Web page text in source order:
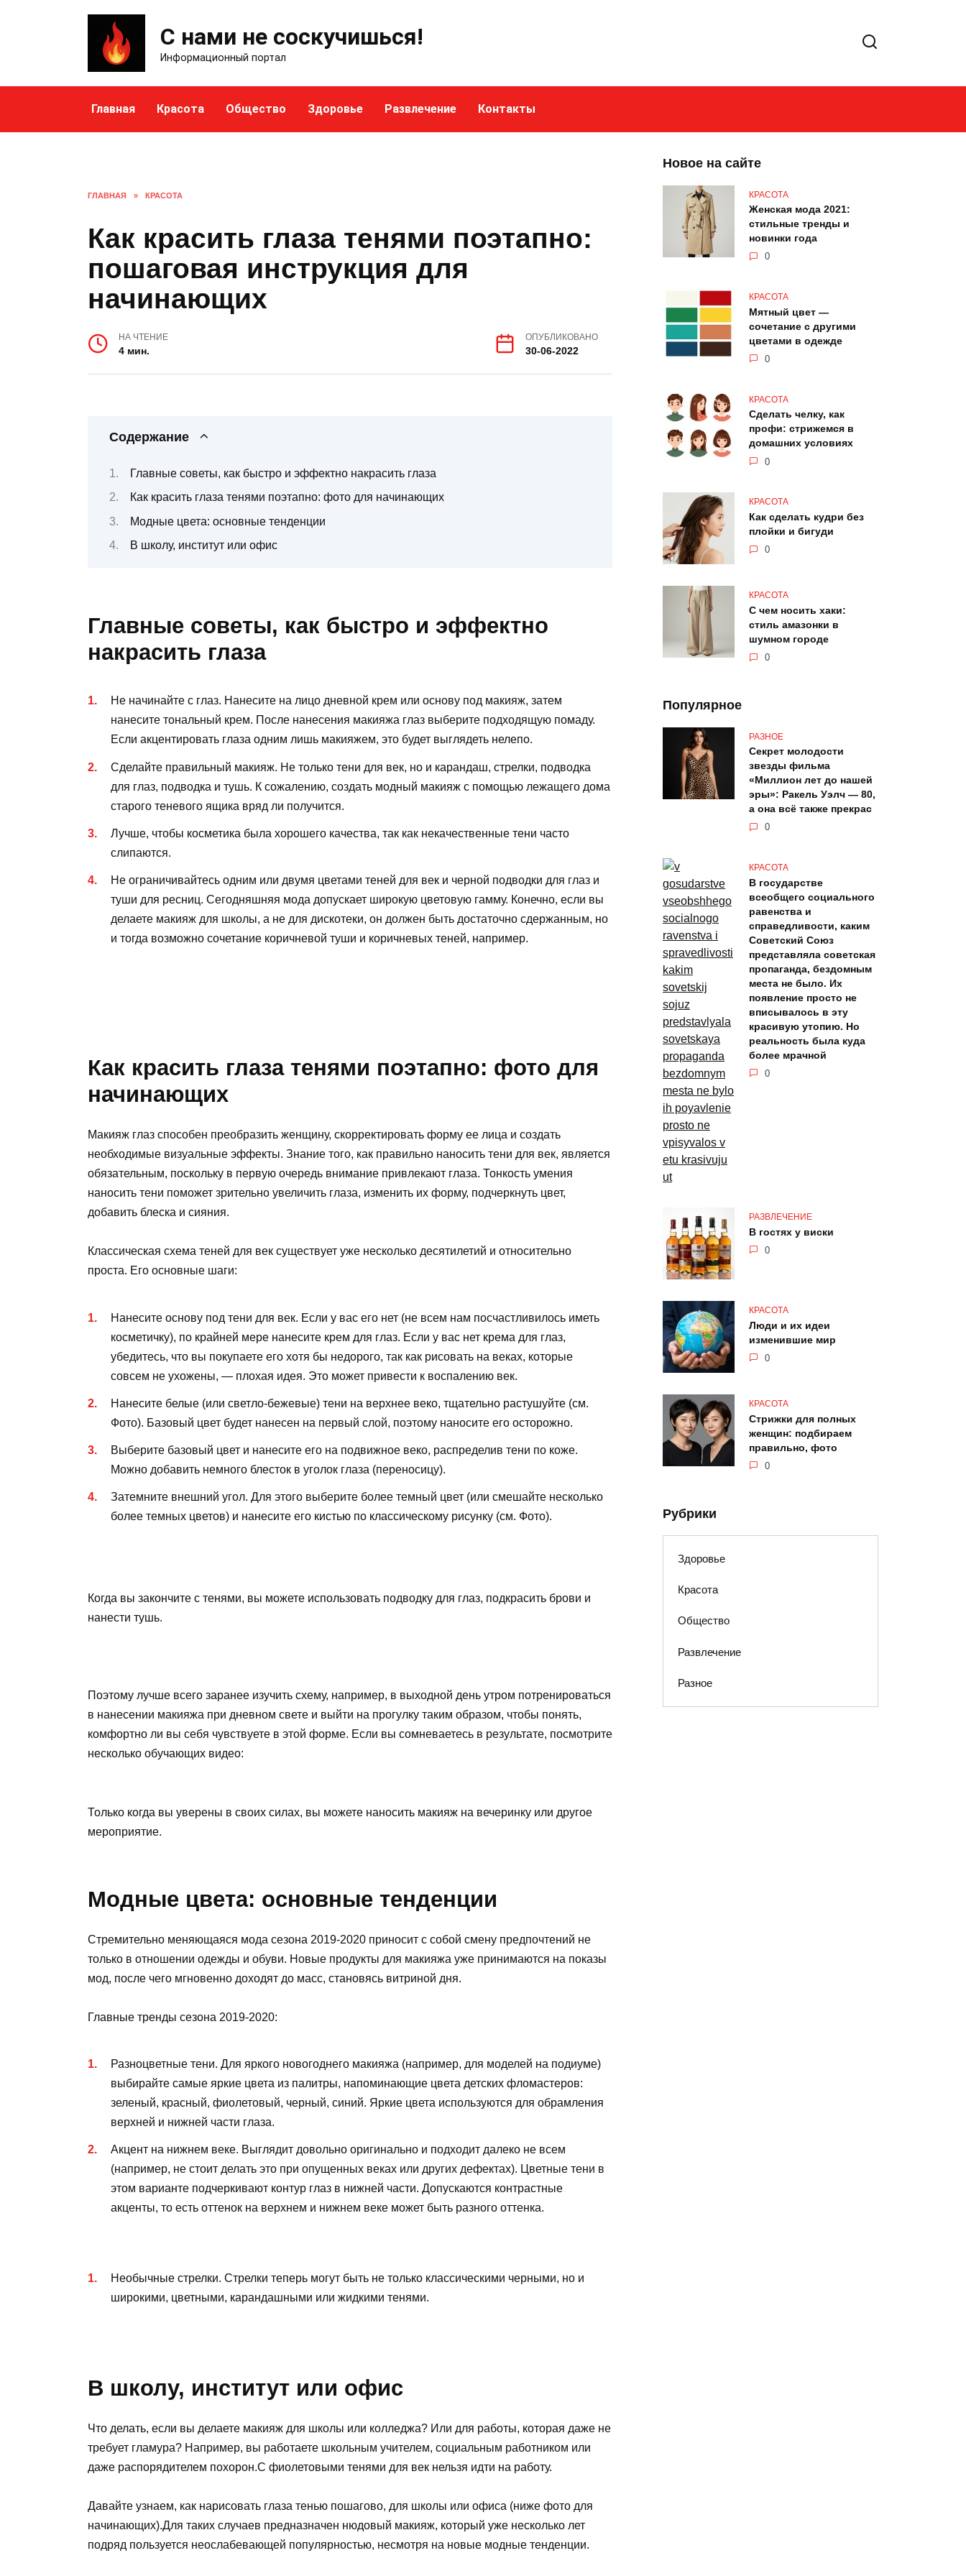
С нами не соскучишься!
Информационный портал
Главная Красота Общество Здоровье Развлечение Контакты
ГЛАВНАЯ » КРАСОТА
Как красить глаза тенями поэтапно:
пошаговая инструкция для
начинающих
НА ЧТЕНИЕ
4 мин.
ОПУБЛИКОВАНО
30-06-2022
Содержание
Главные советы, как быстро и эффектно накрасить глаза
Как красить глаза тенями поэтапно: фото для начинающих
Модные цвета: основные тенденции
В школу, институт или офис
Главные советы, как быстро и эффектно
накрасить глаза
Не начинайте с глаз. Нанесите на лицо дневной крем или основу под макияж, затем
нанесите тональный крем. После нанесения макияжа глаз выберите подходящую помаду.
Если акцентировать глаза одним лишь макияжем, это будет выглядеть нелепо.
Сделайте правильный макияж. Не только тени для век, но и карандаш, стрелки, подводка
для глаз, подводка и тушь. К сожалению, создать модный макияж с помощью лежащего дома
старого теневого ящика вряд ли получится.
Лучше, чтобы косметика была хорошего качества, так как некачественные тени часто
слипаются.
Не ограничивайтесь одним или двумя цветами теней для век и черной подводки для глаз и
туши для ресниц. Сегодняшняя мода допускает широкую цветовую гамму. Конечно, если вы
делаете макияж для школы, а не для дискотеки, он должен быть достаточно сдержанным, но
и тогда возможно сочетание коричневой туши и коричневых теней, например.
Как красить глаза тенями поэтапно: фото для
начинающих
Макияж глаз способен преобразить женщину, скорректировать форму ее лица и создать
необходимые визуальные эффекты. Знание того, как правильно наносить тени для век, является
обязательным, поскольку в первую очередь внимание привлекают глаза. Тонкость умения
наносить тени поможет зрительно увеличить глаза, изменить их форму, подчеркнуть цвет,
добавить блеска и сияния.
Классическая схема теней для век существует уже несколько десятилетий и относительно
проста. Его основные шаги:
Нанесите основу под тени для век. Если у вас его нет (не всем нам посчастливилось иметь
косметичку), по крайней мере нанесите крем для глаз. Если у вас нет крема для глаз,
убедитесь, что вы покупаете его хотя бы недорого, так как рисовать на веках, которые
совсем не ухожены, — плохая идея. Это может привести к воспалению век.
Нанесите белые (или светло-бежевые) тени на верхнее веко, тщательно растушуйте (см.
Фото). Базовый цвет будет нанесен на первый слой, поэтому наносите его осторожно.
Выберите базовый цвет и нанесите его на подвижное веко, распределив тени по коже.
Можно добавить немного блесток в уголок глаза (переносицу).
Затемните внешний угол. Для этого выберите более темный цвет (или смешайте несколько
более темных цветов) и нанесите его кистью по классическому рисунку (см. Фото).
Когда вы закончите с тенями, вы можете использовать подводку для глаз, подкрасить брови и
нанести тушь.
Поэтому лучше всего заранее изучить схему, например, в выходной день утром потренироваться
в нанесении макияжа при дневном свете и выйти на прогулку таким образом, чтобы понять,
комфортно ли вы себя чувствуете в этой форме. Если вы сомневаетесь в результате, посмотрите
несколько обучающих видео:
Только когда вы уверены в своих силах, вы можете наносить макияж на вечеринку или другое
мероприятие.
Модные цвета: основные тенденции
Стремительно меняющаяся мода сезона 2019-2020 приносит с собой смену предпочтений не
только в отношении одежды и обуви. Новые продукты для макияжа уже принимаются на показы
мод, после чего мгновенно доходят до масс, становясь витриной дня.
Главные тренды сезона 2019-2020:
Разноцветные тени. Для яркого новогоднего макияжа (например, для моделей на подиуме)
выбирайте самые яркие цвета из палитры, напоминающие цвета детских фломастеров:
зеленый, красный, фиолетовый, черный, синий. Яркие цвета используются для обрамления
верхней и нижней части глаза.
Акцент на нижнем веке. Выглядит довольно оригинально и подходит далеко не всем
(например, не стоит делать это при опущенных веках или других дефектах). Цветные тени в
этом варианте подчеркивают контур глаз в нижней части. Допускаются контрастные
акценты, то есть оттенок на верхнем и нижнем веке может быть разного оттенка.
Необычные стрелки. Стрелки теперь могут быть не только классическими черными, но и
широкими, цветными, карандашными или жидкими тенями.
В школу, институт или офис
Что делать, если вы делаете макияж для школы или колледжа? Или для работы, которая даже не
требует гламура? Например, вы работаете школьным учителем, социальным работником или
даже распорядителем похорон.С фиолетовыми тенями для век нельзя идти на работу.
Давайте узнаем, как нарисовать глаза тенью пошагово, для школы или офиса (ниже фото для
начинающих).Для таких случаев предназначен нюдовый макияж, который уже несколько лет
подряд пользуется неослабевающей популярностью, несмотря на новые модные тенденции.
Новое на сайте
КРАСОТА
Женская мода 2021:
стильные тренды и
новинки года
0
КРАСОТА
Мятный цвет —
сочетание с другими
цветами в одежде
0
КРАСОТА
Сделать челку, как
профи: стрижемся в
домашних условиях
0
КРАСОТА
Как сделать кудри без
плойки и бигуди
0
КРАСОТА
С чем носить хаки:
стиль амазонки в
шумном городе
0
Популярное
РАЗНОЕ
Секрет молодости
звезды фильма
«Миллион лет до нашей
эры»: Ракель Уэлч — 80,
а она всё также прекрас
0
КРАСОТА
В государстве
всеобщего социального
равенства и
справедливости, каким
Советский Союз
представляла советская
пропаганда, бездомным
места не было. Их
появление просто не
вписывалось в эту
красивую утопию. Но
реальность была куда
более мрачной
0
РАЗВЛЕЧЕНИЕ
В гостях у виски
0
КРАСОТА
Люди и их идеи
изменившие мир
0
КРАСОТА
Стрижки для полных
женщин: подбираем
правильно, фото
0
Рубрики
Здоровье
Красота
Общество
Развлечение
Разное